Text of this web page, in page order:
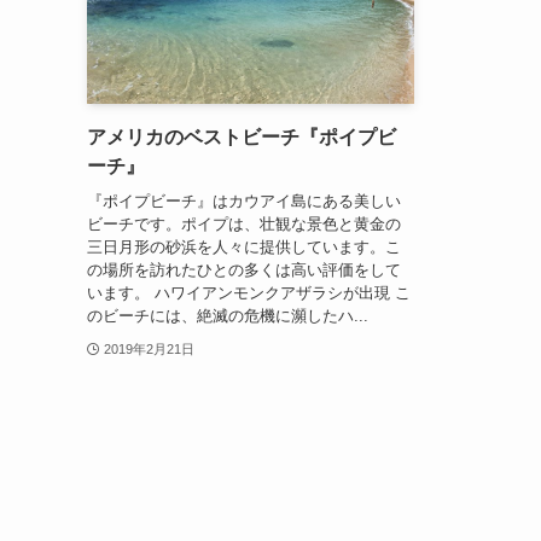
アメリカのベストビーチ『ポイプビ
ーチ』
『ポイプビーチ』はカウアイ島にある美しい
ビーチです。ポイプは、壮観な景色と黄金の
三日月形の砂浜を人々に提供しています。こ
の場所を訪れたひとの多くは高い評価をして
います。 ハワイアンモンクアザラシが出現 こ
のビーチには、絶滅の危機に瀕したハ...
2019年2月21日